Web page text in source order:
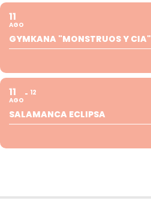
11
AGO
GYMKANA "MONSTRUOS Y CIA"
11
AGO
12
SALAMANCA ECLIPSA